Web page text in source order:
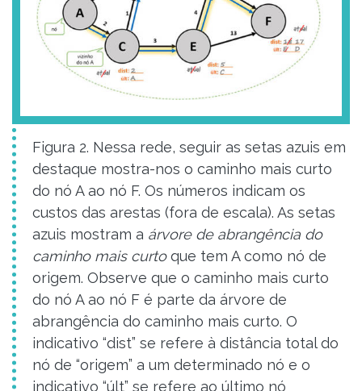
Figura 2. Nessa rede, seguir as setas azuis em
destaque mostra-nos o caminho mais curto
do nó A ao nó F. Os números indicam os
custos das arestas (fora de escala). As setas
azuis mostram a árvore de abrangência do
caminho mais curtoque tem A como nó de
origem. Observe que o caminho mais curto
do nó A ao nó F é parte da árvore de
abrangência do caminho mais curto. O
indicativo “dist” se refere à distância total do
nó de “origem” a um determinado nó e o
indicativo “últ” se refere ao último nó